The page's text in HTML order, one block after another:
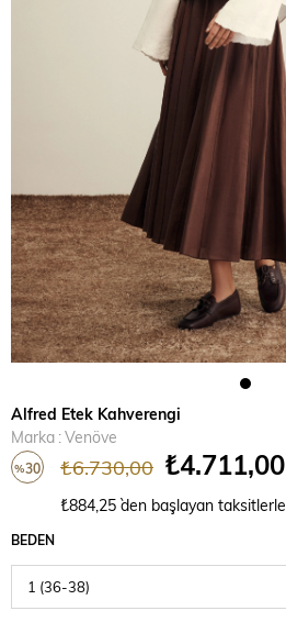
Alfred Etek Kahverengi
Marka :Venöve
%30 ₺6.730,00 ₺4.711,00
₺884,25 `den başlayan taksitlerle
BEDEN